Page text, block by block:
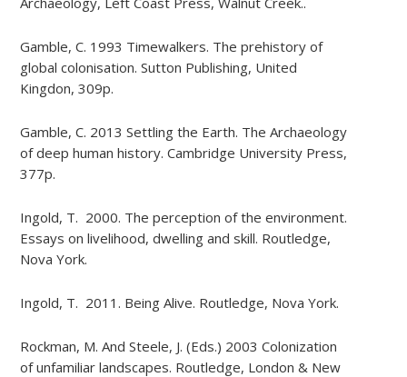
Gamble, C. 1993 Timewalkers. The prehistory of
global colonisation. Sutton Publishing, United
Kingdon, 309p.
Gamble, C. 2013 Settling the Earth. The Archaeology
of deep human history. Cambridge University Press,
377p.
Ingold, T. 2000. The perception of the environment.
Essays on livelihood, dwelling and skill. Routledge,
Nova York.
Ingold, T. 2011. Being Alive. Routledge, Nova York.
Rockman, M. And Steele, J. (Eds.) 2003 Colonization
of unfamiliar landscapes. Routledge, London & New